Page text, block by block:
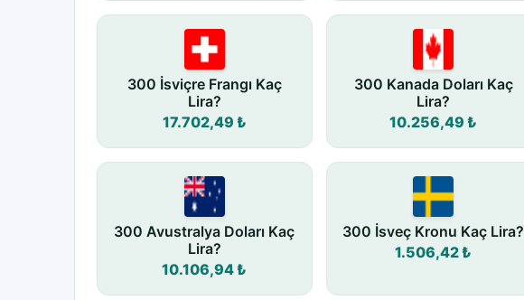
300 İsviçre Frangı Kaç
Lira?
17.702,49 ₺
300 Kanada Doları Kaç
Lira?
10.256,49 ₺
300 Avustralya Doları Kaç
Lira?
10.106,94 ₺
300 İsveç Kronu Kaç Lira?
1.506,42 ₺